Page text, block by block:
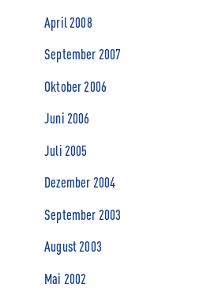
April 2008
September 2007
Oktober 2006
Juni 2006
Juli 2005
Dezember 2004
September 2003
August 2003
Mai 2002